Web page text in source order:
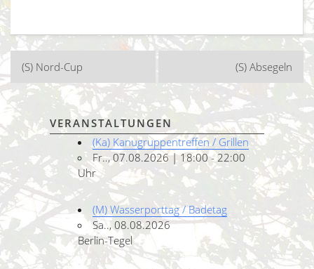
Beitragsnavigation
(S) Nord-Cup (S) Absegeln
VERANSTALTUNGEN
(Ka) Kanugruppentreffen / Grillen
Fr.., 07.08.2026 | 18:00 - 22:00
Uhr
(M) Wasserporttag / Badetag
Sa.., 08.08.2026
Berlin-Tegel